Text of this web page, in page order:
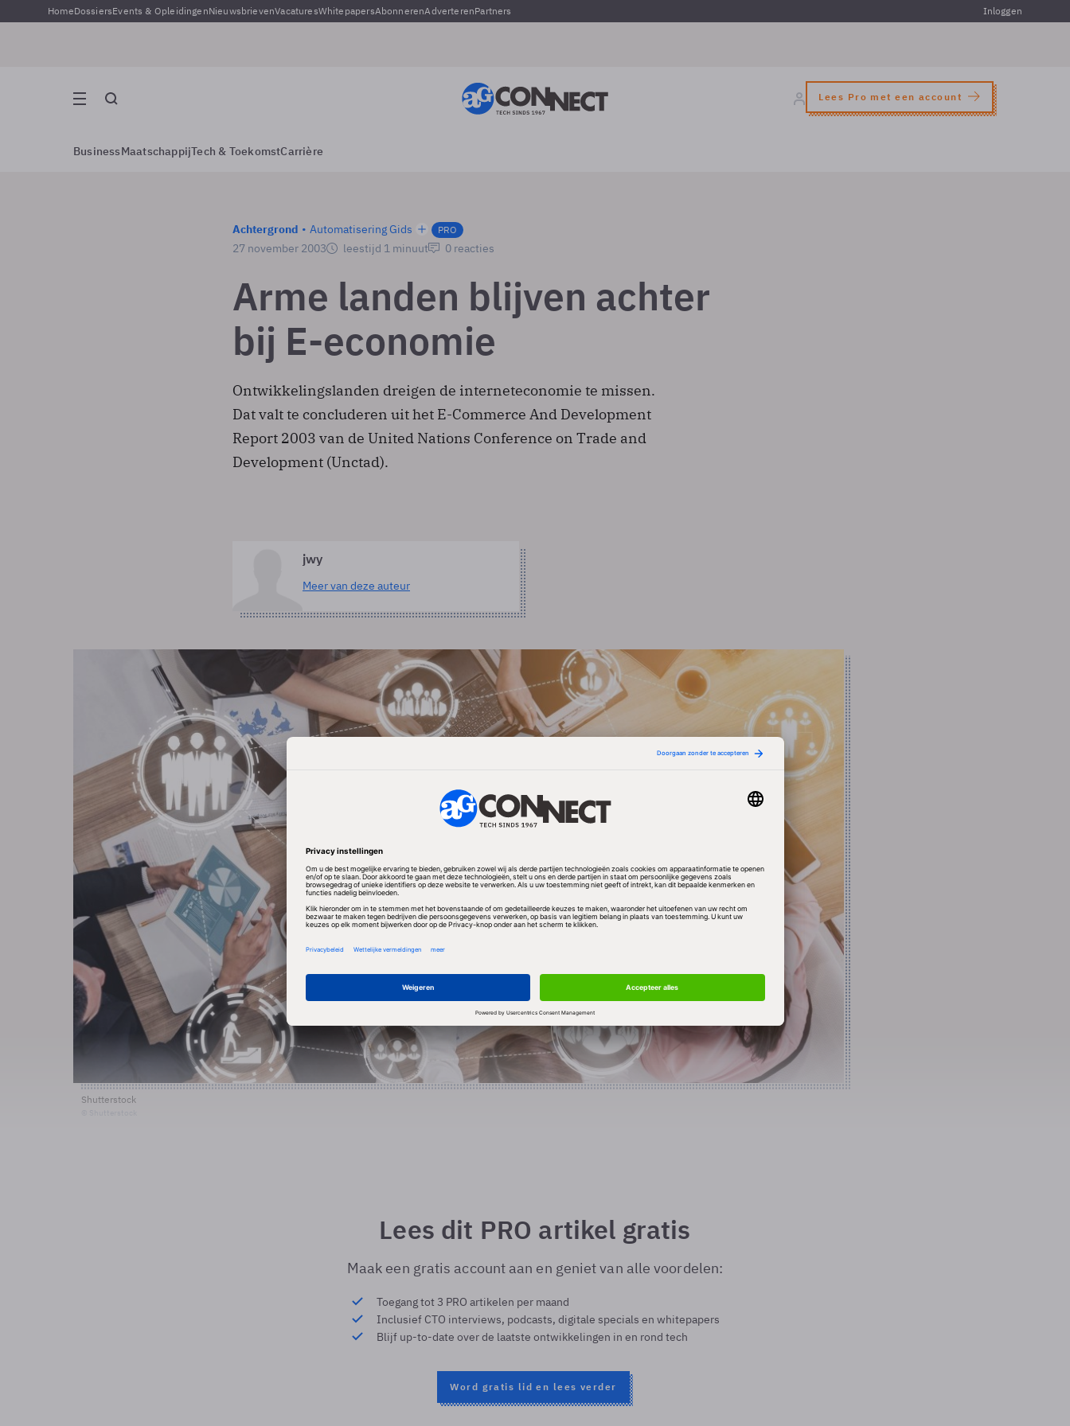
HomeDossiersEvents & OpleidingenNieuwsbrievenVacaturesWhitepapersAbonnerenAdverterenPartners Inloggen
Lees Pro met een account
BusinessMaatschappijTech & ToekomstCarrière
Achtergrond Automatisering Gids PRO
27 november 2003 leestijd 1 minuut 0 reacties
Arme landen blijven achter
bij E-economie
Ontwikkelingslanden dreigen de interneteconomie te missen.
Dat valt te concluderen uit het E-Commerce And Development
Report 2003 van de United Nations Conference on Trade and
Development (Unctad).
jwy
Meer van deze auteur
Shutterstock
Lees dit PRO artikel gratis
Maak een gratis account aan en geniet van alle voordelen:
Toegang tot 3 PRO artikelen per maand
Inclusief CTO interviews, podcasts, digitale specials en whitepapers
Blijf up-to-date over de laatste ontwikkelingen in en rond tech
Word gratis lid en lees verder